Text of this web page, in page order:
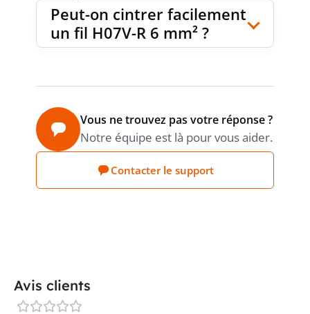
Peut-on cintrer facilement
un fil H07V-R 6 mm² ?
Vous ne trouvez pas votre réponse ?
Notre équipe est là pour vous aider.
Contacter le support
Avis clients